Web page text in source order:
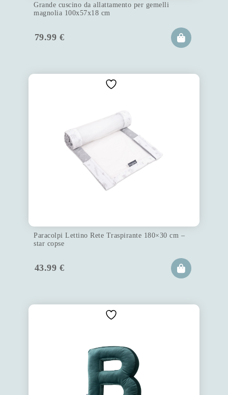
Grande cuscino da allattamento per gemelli
magnolia 100x57x18 cm
79.99 €
Paracolpi Lettino Rete Traspirante 180×30 cm –
star copse
43.99 €